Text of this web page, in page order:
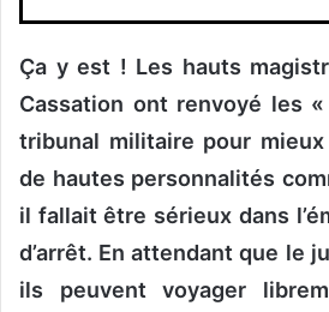
Ça y est ! Les hauts
Cassation ont renvoyé les
tribunal militaire pour
de hautes personnalités
il fallait être sérieux dans
d’arrêt. En attendant que le
ils peuvent voyager